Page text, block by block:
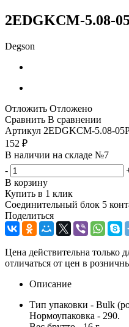
2EDGKCM-5.08-
Degson
Отложить Отложено
Сравнить В сравнении
Артикул 2EDGKCM-5.08-
152 ₽
В наличии на складе №7
-
В корзину
Купить в 1 клик
Соединительный блок 5
Поделиться
Цена действительна только
отличаться от цен в
Описание
Тип упаковки - Bulk
Нормоупаковка - 290.